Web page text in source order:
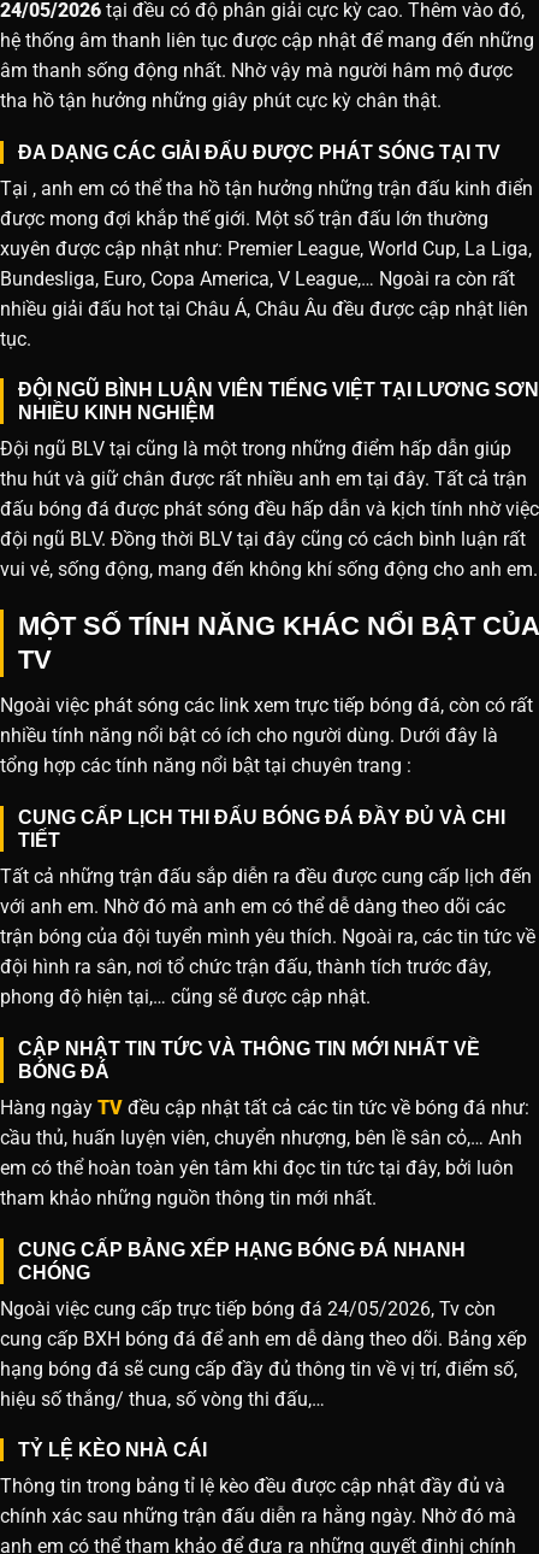
24/05/2026 tại đều có độ phân giải cực kỳ cao. Thêm vào đó,
hệ thống âm thanh liên tục được cập nhật để mang đến những
âm thanh sống động nhất. Nhờ vậy mà người hâm mộ được
tha hồ tận hưởng những giây phút cực kỳ chân thật.
ĐA DẠNG CÁC GIẢI ĐẤU ĐƯỢC PHÁT SÓNG TẠI TV
Tại , anh em có thể tha hồ tận hưởng những trận đấu kinh điển
được mong đợi khắp thế giới. Một số trận đấu lớn thường
xuyên được cập nhật như: Premier League, World Cup, La Liga,
Bundesliga, Euro, Copa America, V League,… Ngoài ra còn rất
nhiều giải đấu hot tại Châu Á, Châu Âu đều được cập nhật liên
tục.
ĐỘI NGŨ BÌNH LUẬN VIÊN TIẾNG VIỆT TẠI LƯƠNG SƠN
NHIỀU KINH NGHIỆM
Đội ngũ BLV tại cũng là một trong những điểm hấp dẫn giúp
thu hút và giữ chân được rất nhiều anh em tại đây. Tất cả trận
đấu bóng đá được phát sóng đều hấp dẫn và kịch tính nhờ việc
đội ngũ BLV. Đồng thời BLV tại đây cũng có cách bình luận rất
vui vẻ, sống động, mang đến không khí sống động cho anh em.
MỘT SỐ TÍNH NĂNG KHÁC NỔI BẬT CỦA
TV
Ngoài việc phát sóng các link xem trực tiếp bóng đá, còn có rất
nhiều tính năng nổi bật có ích cho người dùng. Dưới đây là
tổng hợp các tính năng nổi bật tại chuyên trang :
CUNG CẤP LỊCH THI ĐẤU BÓNG ĐÁ ĐẦY ĐỦ VÀ CHI
TIẾT
Tất cả những trận đấu sắp diễn ra đều được cung cấp lịch đến
với anh em. Nhờ đó mà anh em có thể dễ dàng theo dõi các
trận bóng của đội tuyển mình yêu thích. Ngoài ra, các tin tức về
đội hình ra sân, nơi tổ chức trận đấu, thành tích trước đây,
phong độ hiện tại,… cũng sẽ được cập nhật.
CẬP NHẬT TIN TỨC VÀ THÔNG TIN MỚI NHẤT VỀ
BÓNG ĐÁ
Hàng ngày TV đều cập nhật tất cả các tin tức về bóng đá như:
cầu thủ, huấn luyện viên, chuyển nhượng, bên lề sân cỏ,… Anh
em có thể hoàn toàn yên tâm khi đọc tin tức tại đây, bởi luôn
tham khảo những nguồn thông tin mới nhất.
CUNG CẤP BẢNG XẾP HẠNG BÓNG ĐÁ NHANH
CHÓNG
Ngoài việc cung cấp trực tiếp bóng đá 24/05/2026, Tv còn
cung cấp BXH bóng đá để anh em dễ dàng theo dõi. Bảng xếp
hạng bóng đá sẽ cung cấp đầy đủ thông tin về vị trí, điểm số,
hiệu số thắng/ thua, số vòng thi đấu,…
TỶ LỆ KÈO NHÀ CÁI
Thông tin trong bảng tỉ lệ kèo đều được cập nhật đầy đủ và
chính xác sau những trận đấu diễn ra hằng ngày. Nhờ đó mà
anh em có thể tham khảo để đưa ra những quyết đinhj chính